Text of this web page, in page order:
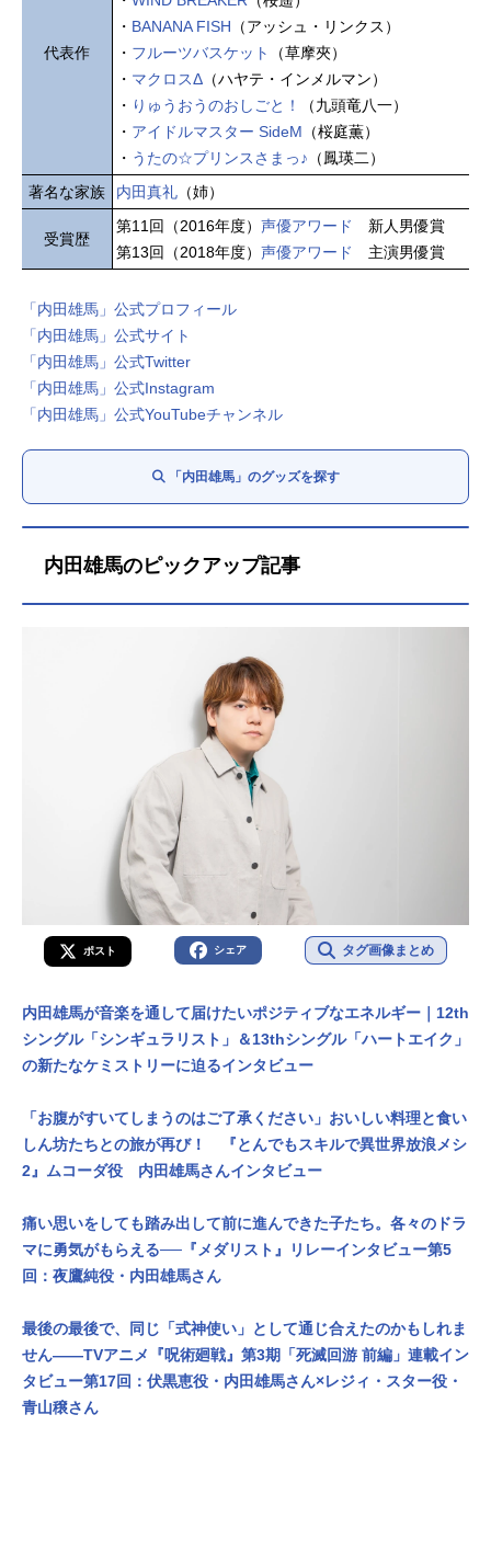
代表作
・ BANANA FISH （アッシュ・リンクス）
・ フルーツバスケット
（草摩夾）
・ マクロスΔ （ハヤテ・インメルマン）
・ りゅうおうのおしごと！
（九頭竜八一）
・ アイドルマスター SideM （桜庭薫）
・ うたの☆プリンスさまっ♪ （鳳瑛二）
著名な家族
内田真礼 （姉）
受賞歴
第11回（2016年度） 声優アワード
新人男優賞
第13回（2018年度） 声優アワード 主演男優賞
「内田雄馬」公式プロフィール
「内田雄馬」公式サイト
「内田雄馬」公式Twitter
「内田雄馬」公式Instagram
「内田雄馬」公式YouTubeチャンネル
「内田雄馬」のグッズを探す
内田雄馬のピックアップ記事
ポスト シェア タグ画像まとめ
内田雄馬が音楽を通して届けたいポジティブなエネルギー｜12th
シングル「シンギュラリスト」＆13thシングル「ハートエイク」
の新たなケミストリーに迫るインタビュー
「お腹がすいてしまうのはご了承ください」おいしい料理と食い
しん坊たちとの旅が再び！ 『とんでもスキルで異世界放浪メシ
2』ムコーダ役 内田雄馬さんインタビュー
痛い思いをしても踏み出して前に進んできた子たち。各々のドラ
マに勇気がもらえる──『メダリスト』リレーインタビュー第5
回：夜鷹純役・内田雄馬さん
最後の最後で、同じ「式神使い」として通じ合えたのかもしれま
せん——TVアニメ『呪術廻戦』第3期「死滅回游 前編」連載イン
タビュー第17回：伏黒恵役・内田雄馬さん×レジィ・スター役・
青山穣さん